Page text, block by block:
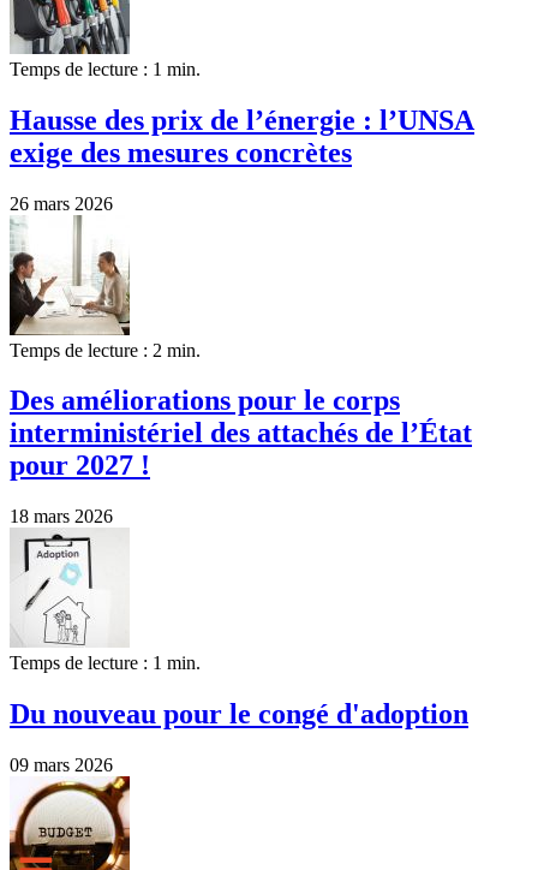
Temps de lecture : 1 min.
Hausse des prix de l’énergie : l’UNSA
exige des mesures concrètes
26 mars 2026
Temps de lecture : 2 min.
Des améliorations pour le corps
interministériel des attachés de l’État
pour 2027 !
18 mars 2026
Temps de lecture : 1 min.
Du nouveau pour le congé d'adoption
09 mars 2026